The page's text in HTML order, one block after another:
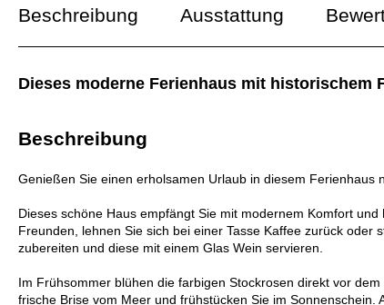
Beschreibung Ausstattung
Dieses moderne Ferienhaus mit
Beschreibung
Genießen Sie einen erholsamen Urlaub in diesem Ferienhaus
Dieses schöne Haus empfängt Sie mit modernem Komfort
Freunden, lehnen Sie sich bei einer Tasse Kaffee zurück
zubereiten und diese mit einem Glas Wein servieren.
Im Frühsommer blühen die farbigen Stockrosen direkt vor
frische Brise vom Meer und frühstücken Sie im